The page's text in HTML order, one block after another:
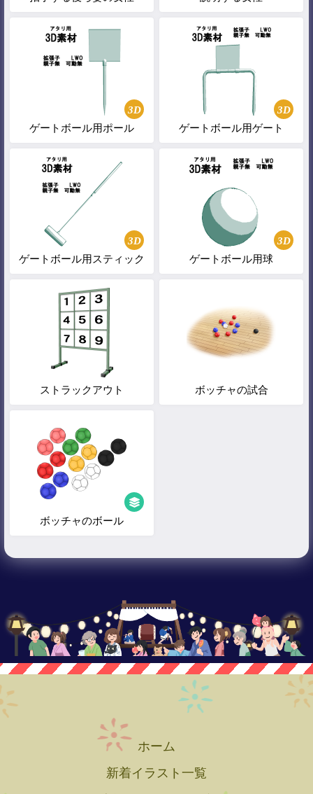
3D
ゲートボール用ポール
3D
ゲートボール用ゲート
3D
ゲートボール用スティック
3D
ゲートボール用球
ストラックアウト ボッチャの試合
ボッチャのボール
ホーム
新着イラスト一覧